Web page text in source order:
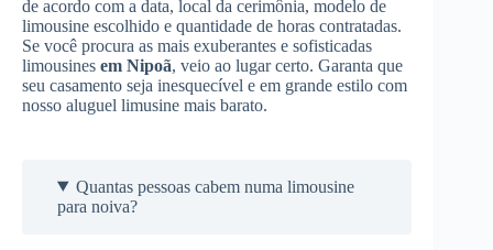
de acordo com a data, local da cerimônia, modelo de
limousine escolhido e quantidade de horas contratadas.
Se você procura as mais exuberantes e sofisticadas
limousines em Nipoã, veio ao lugar certo. Garanta que
seu casamento seja inesquecível e em grande estilo com
nosso aluguel limusine mais barato.
Quantas pessoas cabem numa limousine
para noiva?